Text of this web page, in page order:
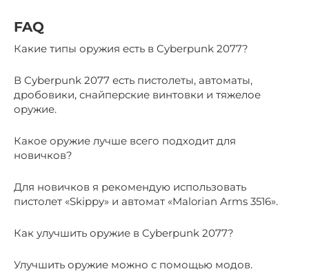
FAQ
Какие типы оружия есть в Cyberpunk 2077?
В Cyberpunk 2077 есть пистолеты, автоматы,
дробовики, снайперские винтовки и тяжелое
оружие.
Какое оружие лучше всего подходит для
новичков?
Для новичков я рекомендую использовать
пистолет «Skippy» и автомат «Malorian Arms 3516».
Как улучшить оружие в Cyberpunk 2077?
Улучшить оружие можно с помощью модов.